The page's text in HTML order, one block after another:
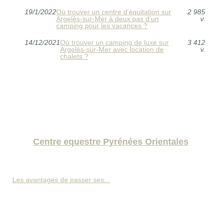
19/1/2022Où trouver un centre d'équitation sur
Argelès-sur-Mer à deux pas d'un
camping pour les vacances ?
2 985
v.
14/12/2021Où trouver un camping de luxe sur
Argelès-sur-Mer avec location de
chalets ?
3 412
v.
Centre equestre Pyrénées Orientales
Les avantages de passer ses...